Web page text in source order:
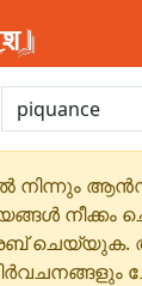
നിന്നും
നീക്കം
ചെയ്യുക.